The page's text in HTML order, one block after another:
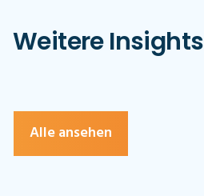
Weitere Insights
Alle ansehen